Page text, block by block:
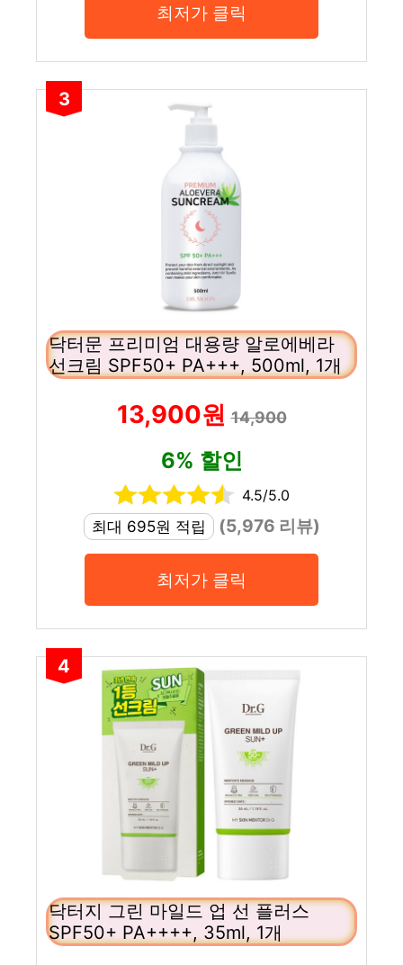
최저가 클릭
3
닥터문 프리미엄 대용량 알로에베라
선크림 SPF50+ PA+++, 500ml, 1개
13,900원14,900
6% 할인
4.5/5.0
최대 695원 적립
(5,976 리뷰)
최저가 클릭
4
닥터지 그린 마일드 업 선 플러스
SPF50+ PA++++, 35ml, 1개